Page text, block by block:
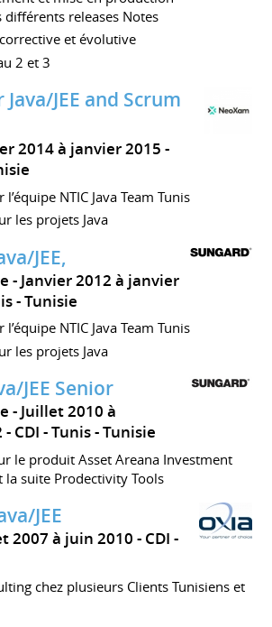
différents releases Notes
et évolutive
2 et 3
JEE and Scrum
2014 à janvier 2015
NTIC Java Team Tunis
les projets Java
JEE,
Janvier 2012 à janvier
Tunisie
NTIC Java Team Tunis
les projets Java
JEE Senior
Juillet 2010 à
CDI Tunis Tunisie
le produit Asset Areana Investment
la suite Prodectivity Tools
JEE
2007 à juin 2010 CDI
chez plusieurs Clients Tunisiens et